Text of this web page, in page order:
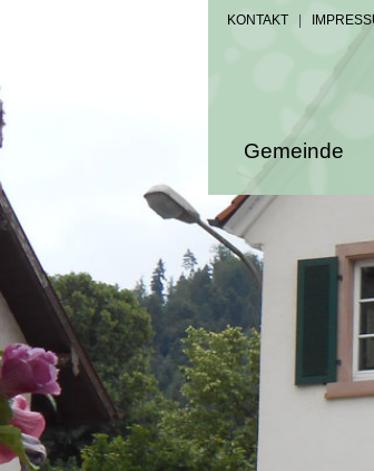
KONTAKT
Gemeinde